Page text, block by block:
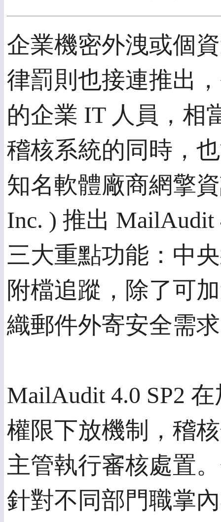
企業機密外洩或個
律罰則也接連推出
的企業 IT 人員，相
稽核系統的同時，
知名軟體廠商網擎資
Inc. ) 推出
三大重點功能：中
附檔追蹤，除了可
織郵件外寄安全需
MailAudit 4.0 SP2
權限下放機制，稽
主管執行審核處置
針對不同部門職掌